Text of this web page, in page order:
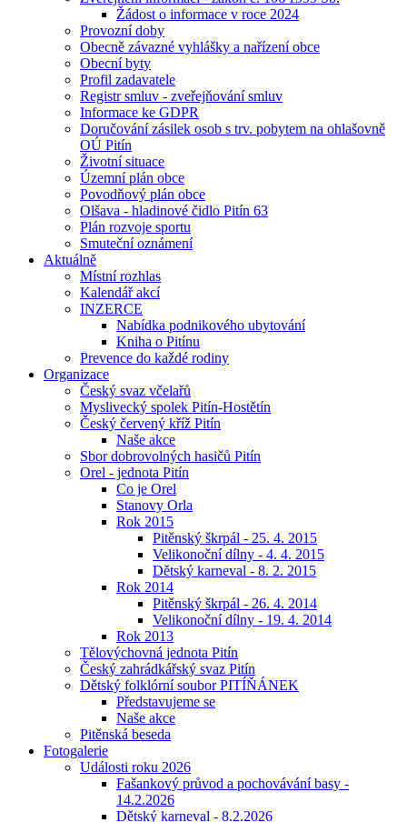
Žádost o informace v roce 2024
Provozní doby
Obecně závazné vyhlášky a nařízení obce
Obecní byty
Profil zadavatele
Registr smluv - zveřejňování smluv
Informace ke GDPR
Doručování zásilek osob s trv. pobytem na ohlašovně
OÚ Pitín
Životní situace
Územní plán obce
Povodňový plán obce
Olšava - hladinové čidlo Pitín 63
Plán rozvoje sportu
Smuteční oznámení
Aktuálně
Místní rozhlas
Kalendář akcí
INZERCE
Nabídka podnikového ubytování
Kniha o Pitínu
Prevence do každé rodiny
Organizace
Český svaz včelařů
Myslivecký spolek Pitín-Hostětín
Český červený kříž Pitín
Naše akce
Sbor dobrovolných hasičů Pitín
Orel - jednota Pitín
Co je Orel
Stanovy Orla
Rok 2015
Pitěnský škrpál - 25. 4. 2015
Velikonoční dílny - 4. 4. 2015
Dětský karneval - 8. 2. 2015
Rok 2014
Pitěnský škrpál - 26. 4. 2014
Velikonoční dílny - 19. 4. 2014
Rok 2013
Tělovýchovná jednota Pitín
Český zahrádkářský svaz Pitín
Dětský folklórní soubor PITÍŇÁNEK
Představujeme se
Naše akce
Pitěnská beseda
Fotogalerie
Události roku 2026
Fašankový průvod a pochovávání basy -
14.2.2026
Dětský karneval - 8.2.2026